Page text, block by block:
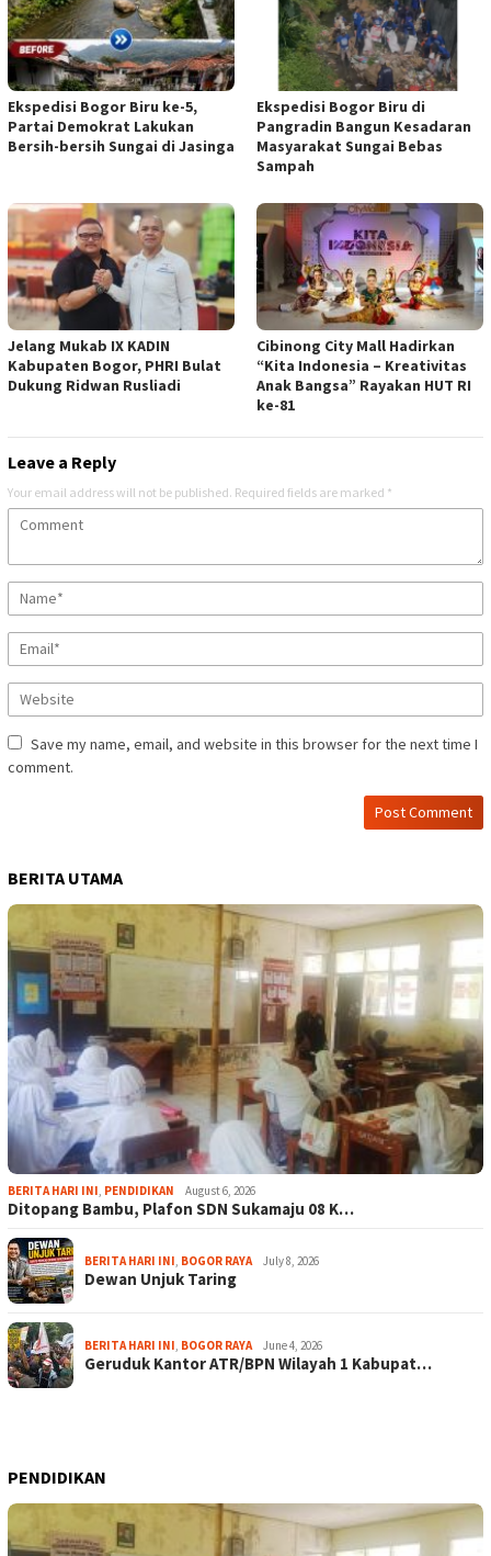
Ekspedisi Bogor Biru ke-5,
Partai Demokrat Lakukan
Bersih-bersih Sungai di Jasinga
Ekspedisi Bogor Biru di
Pangradin Bangun Kesadaran
Masyarakat Sungai Bebas
Sampah
Jelang Mukab IX KADIN
Kabupaten Bogor, PHRI Bulat
Dukung Ridwan Rusliadi
Cibinong City Mall Hadirkan
“Kita Indonesia – Kreativitas
Anak Bangsa” Rayakan HUT RI
ke-81
Leave a Reply
Your email address will not be published. Required fields are marked *
Save my name, email, and website in this browser for the next time I
comment.
BERITA UTAMA
BERITA HARI INI, PENDIDIKAN August 6, 2026
Ditopang Bambu, Plafon SDN Sukamaju 08 K…
BERITA HARI INI, BOGOR RAYA July 8, 2026
Dewan Unjuk Taring
BERITA HARI INI, BOGOR RAYA June 4, 2026
Geruduk Kantor ATR/BPN Wilayah 1 Kabupat…
PENDIDIKAN